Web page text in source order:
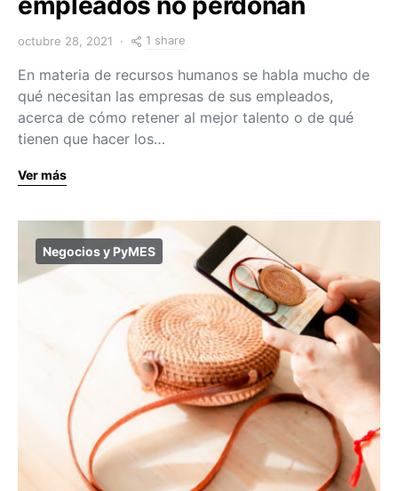
octubre 28, 2021 1 share
En materia de recursos humanos se habla mucho de
qué necesitan las empresas de sus empleados,
acerca de cómo retener al mejor talento o de qué
tienen que hacer los…
Ver más
Negocios y PyMES